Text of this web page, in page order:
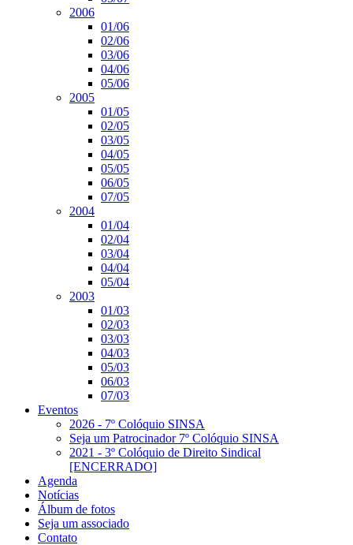
2006
01/06
02/06
03/06
04/06
05/06
2005
01/05
02/05
03/05
04/05
05/05
06/05
07/05
2004
01/04
02/04
03/04
04/04
05/04
2003
01/03
02/03
03/03
04/03
05/03
06/03
07/03
Eventos
2026 - 7º Colóquio SINSA
Seja um Patrocinador 7º Colóquio SINSA
2021 - 3º Colóquio de Direito Sindical
[ENCERRADO]
Agenda
Notícias
Álbum de fotos
Seja um associado
Contato